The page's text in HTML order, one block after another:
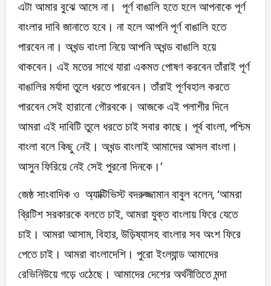
এটা আমার বুঝে আসে না। পূর্ণ বাঙালি হতে হলে আপনাকে পূর্ণ
বাংলার দাবি জানাতে হবে। না হলে আপনি পূর্ণ বাঙালি হতে
পারবেন না। অখন্ড বাংলা নিয়ে আপনি অখন্ড বাঙালি হয়ে
থাকবেন। এই মতের সাথে যারা একমত পোষণ করবেন তাঁরাই পূর্ণ
বাঙালির মর্যাদা তুলে ধরতে পারবেন। তাঁরাই পূর্ণবহাল করতে
পারবেন সেই হারানো গৌরবকে। আজকে এই পলাশীর দিনে
আমরা এই দাবিটি তুলে ধরতে চাই সবার কাছে। পূর্ব বাংলা, পশ্চিম
বাংলা বলে কিছু নেই। অখন্ড বাংলাই আমাদের আসল বাংলা।
আসুন ফিরিয়ে নেই সেই পুরনো দিনকে।’
জেষ্ঠ সাংবাদিক ও অ্যাক্টিভিস্ট বদরুজ্জামান বাবুল বলেন, ‘আমরা
ব্রিটিশ সরকারকে বলতে চাই, আমরা যুক্ত বাংলায় ফিরে যেতে
চাই। আমরা আসাম, বিহার, উড়িষ্যাসহ বাংলার সব অংশ ফিরে
পেতে চাই। আমরা বাংলাদেশি। পুরো ইংল্যান্ড আমাদের
রেভিনিউয়ে গড়ে ওঠেছে। আমাদের দেশের অর্থনীতিতে মন্দা